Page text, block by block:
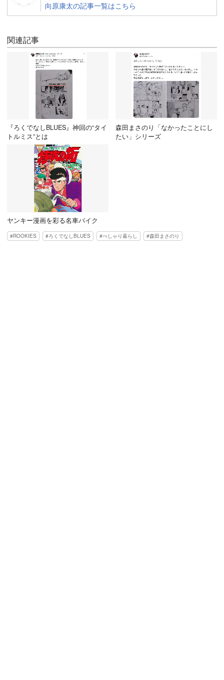
向原康太の記事一覧はこちら
関連記事
『ろくでなしBLUES』神回の“タイ
トルミス”とは
森田まさのり「なかったことにし
たい」シリーズ
ヤンキー漫画を彩る名車バイク
ROOKIES ろくでなしBLUES べしゃり暮らし 森田まさのり